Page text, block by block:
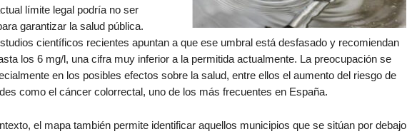
límite legal podría no ser
garantizar la salud pública.
científicos recientes apuntan a que ese umbral está desfasado y recomiendan
los 6 mg/l, una cifra muy inferior a la permitida actualmente. La preocupación se
en los posibles efectos sobre la salud, entre ellos el aumento del riesgo de
como el cáncer colorrectal, uno de los más frecuentes en España.
el mapa también permite identificar aquellos municipios que se sitúan por debajo